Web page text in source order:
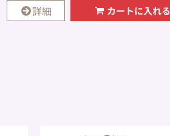
詳細 カートに入れる